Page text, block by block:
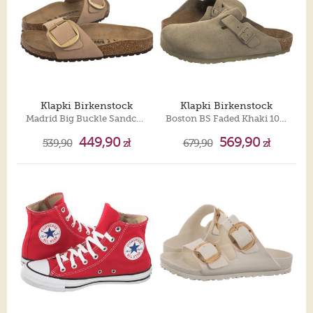
Klapki Birkenstock
Madrid Big Buckle Sandcastle 1024009
539,90 449,90zł
Klapki Birkenstock
Boston BS Faded Khaki 1025788
679,90 569,90zł